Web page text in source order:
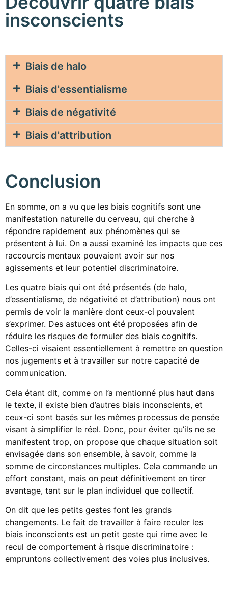
insconscients
Biais de halo
Biais d'essentialisme
Biais de négativité
Biais d'attribution
Conclusion
En somme, on a vu que les biais cognitifs sont une
manifestation naturelle du cerveau, qui cherche à
répondre rapidement aux phénomènes qui se
présentent à lui. On a aussi examiné les impacts que ces
raccourcis mentaux pouvaient avoir sur nos
agissements et leur potentiel discriminatoire.
Les quatre biais qui ont été présentés (de halo,
d’essentialisme, de négativité et d’attribution) nous ont
permis de voir la manière dont ceux-ci pouvaient
s’exprimer. Des astuces ont été proposées afin de
réduire les risques de formuler des biais cognitifs.
Celles-ci visaient essentiellement à remettre en question
nos jugements et à travailler sur notre capacité de
communication.
Cela étant dit, comme on l’a mentionné plus haut dans
le texte, il existe bien d’autres biais inconscients, et
ceux-ci sont basés sur les mêmes processus de pensée
visant à simplifier le réel. Donc, pour éviter qu’ils ne se
manifestent trop, on propose que chaque situation soit
envisagée dans son ensemble, à savoir, comme la
somme de circonstances multiples. Cela commande un
effort constant, mais on peut définitivement en tirer
avantage, tant sur le plan individuel que collectif.
On dit que les petits gestes font les grands
changements. Le fait de travailler à faire reculer les
biais inconscients est un petit geste qui rime avec le
recul de comportement à risque discriminatoire :
empruntons collectivement des voies plus inclusives.